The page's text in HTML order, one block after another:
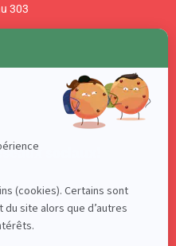
sociaux!
303